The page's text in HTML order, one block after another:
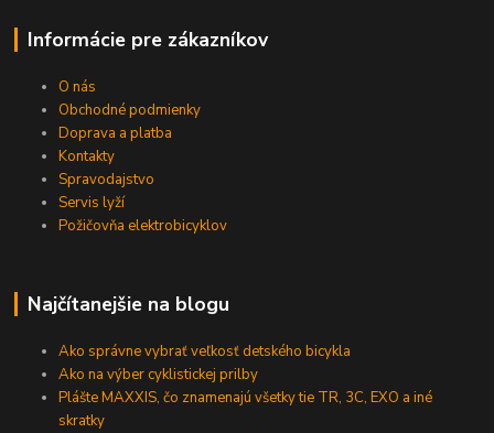
Informácie pre zákazníkov
O nás
Obchodné podmienky
Doprava a platba
Kontakty
Spravodajstvo
Servis lyží
Požičovňa elektrobicyklov
Najčítanejšie na blogu
Ako správne vybrať veľkosť detského bicykla
Ako na výber cyklistickej prilby
Plášte MAXXIS, čo znamenajú všetky tie TR, 3C, EXO a iné
skratky